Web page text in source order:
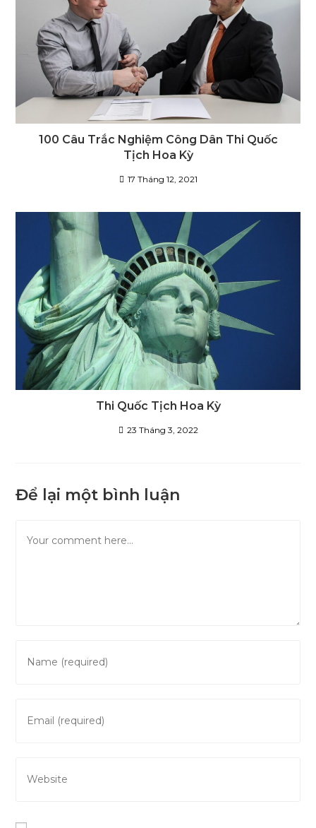
100 Câu Trắc Nghiệm Công Dân Thi Quốc
Tịch Hoa Kỳ
17 Tháng 12, 2021
Thi Quốc Tịch Hoa Kỳ
23 Tháng 3, 2022
Để lại một bình luận
your
username
your
your
URL